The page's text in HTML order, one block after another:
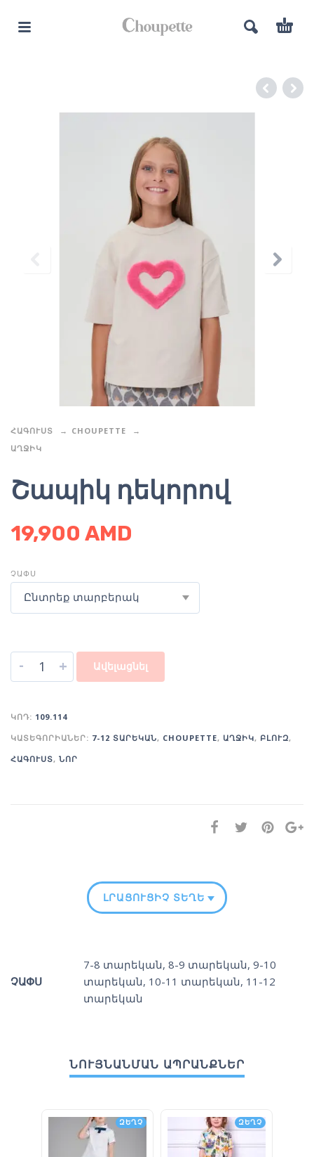
ՀԱԳՈՒՍՏ
CHOUPETTE
ԱՂՋԻԿ
Շապիկ դեկորով
19,900 AMD
ՉԱՓՍ
Ընտրեք տարբերակ
- + Ավելացնել
ԿՈԴ: 109.114
ԿԱՏԵԳՈՐԻԱՆԵՐ: 7-12 ՏԱՐԵԿԱՆ, CHOUPETTE, ԱՂՋԻԿ, ԲԼՈՒԶ,
ՀԱԳՈՒՍՏ, ՆՈՐ
ԼՐԱՑՈՒՑԻՉ ՏԵՂԵԿՈՒԹՅՈՒՆ
ՉԱՓՍ
7-8 տարեկան, 8-9 տարեկան, 9-10
տարեկան, 10-11 տարեկան, 11-12
տարեկան
ՆՈՒՅՆԱՆՄԱՆ ԱՊՐԱՆՔՆԵՐ
ԶԵՂՉ ԶԵՂՉ